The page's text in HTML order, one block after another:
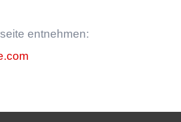
entnehmen: